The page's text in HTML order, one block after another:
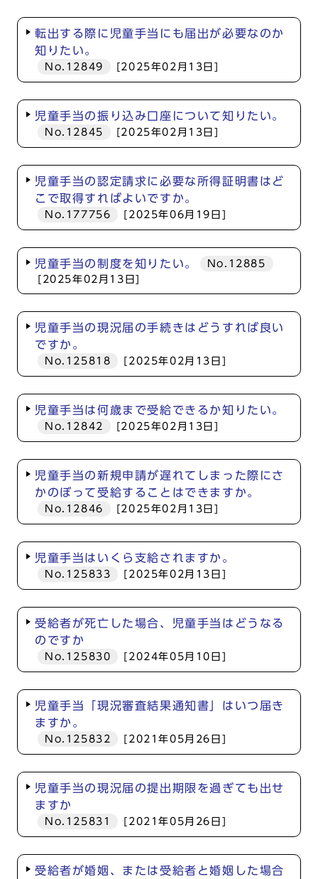
転出する際に児童手当にも届出が必要なのか
知りたい。
No.12849 [2025年02月13日]
児童手当の振り込み口座について知りたい。
No.12845 [2025年02月13日]
児童手当の認定請求に必要な所得証明書はど
こで取得すればよいですか。
No.177756 [2025年06月19日]
児童手当の制度を知りたい。
No.12885
[2025年02月13日]
児童手当の現況届の手続きはどうすれば良い
ですか。
No.125818 [2025年02月13日]
児童手当は何歳まで受給できるか知りたい。
No.12842 [2025年02月13日]
児童手当の新規申請が遅れてしまった際にさ
かのぼって受給することはできますか。
No.12846 [2025年02月13日]
児童手当はいくら支給されますか。
No.125833 [2025年02月13日]
受給者が死亡した場合、児童手当はどうなる
のですか
No.125830 [2024年05月10日]
児童手当「現況審査結果通知書」はいつ届き
ますか。
No.125832 [2021年05月26日]
児童手当の現況届の提出期限を過ぎても出せ
ますか
No.125831 [2021年05月26日]
受給者が婚姻、または受給者と婚姻した場合